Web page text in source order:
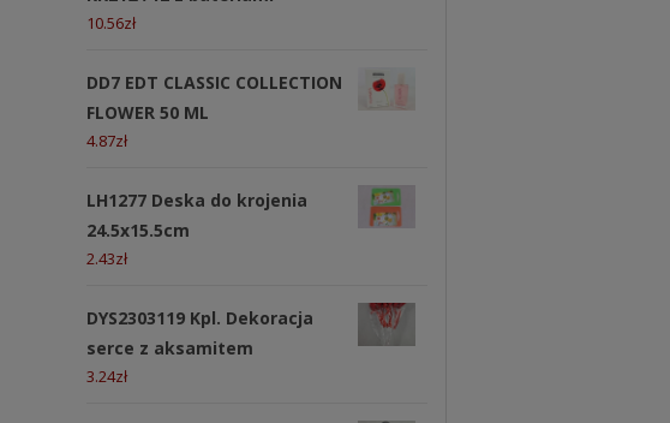
10.56zł
DD7 EDT CLASSIC COLLECTION
FLOWER 50 ML
4.87zł
LH1277 Deska do krojenia
24.5x15.5cm
2.43zł
DYS2303119 Kpl. Dekoracja
serce z aksamitem
3.24zł